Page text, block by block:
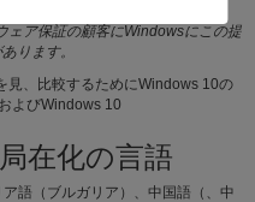
8/8.1企業およびWindows
ェア保証の顧客にWindowsにこの提
ります。
見、比較するためにWindows 10の
よびWindows 10
在化の言語
語（ブルガリア）、中国語（、中